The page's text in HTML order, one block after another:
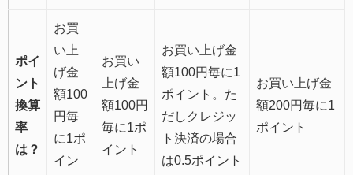
ポイ
ント
換算
率
は？
お買
い上
げ金
額100
円毎
に1ポ
イン
お買い
上げ金
額100円
毎に1ポ
イント
お買い上げ金
額100円毎に1
ポイント。た
だしクレジッ
ト決済の場合
は0.5ポイント
お買い上げ金
額200円毎に1
ポイント